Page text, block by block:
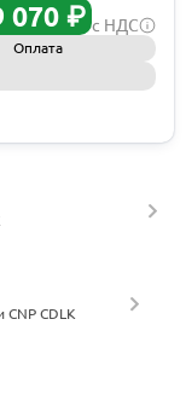
070 ₽ с НДС
Оплата
CNP CDLK